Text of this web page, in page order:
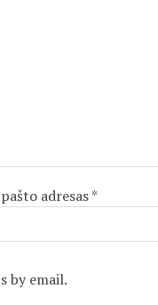
adresas*
by email.